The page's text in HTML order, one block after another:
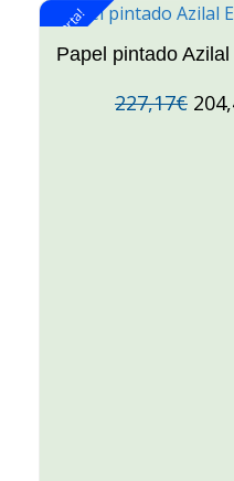
¡Oferta!
Papel pintado
227,17€